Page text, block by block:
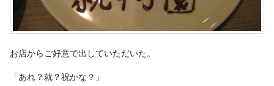
お店からご好意で出していただいた。
「あれ？就？祝かな？」